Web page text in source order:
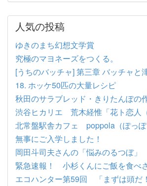
人気の投稿
ゆきのまち幻想文学賞
究極のマヨネーズをつくる。
[うちのバッチャ] 第三章 バッチャと
18. ホッケ50匹の大量レシピ
秋田のサラブレッド・きりたんぽの
渋谷ヒカリエ 荒木経惟「花ト恋人
北常盤駅舎カフェ poppola（ぽっぽ
無事にご入学しました！
岡田斗司夫さんの「悩みのるつぼ」
緊急速報！ 小杉くんにご飯を食べ
エコハンター第59回 「まずは頭だ